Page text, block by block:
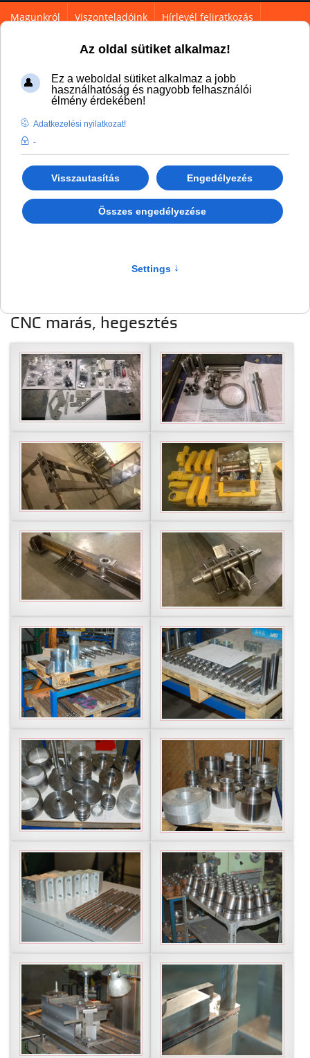
Az oldal sütiket alkalmaz!
Ez a weboldal sütiket alkalmaz a jobb
használhatóság és nagyobb felhasználói
élmény érdekében!
Adatkezelési nyilatkozat!
-
Visszautasítás Engedélyezés
Összes engedélyezése
Settings ↑
Magunkról Viszonteladóink Hírlevél feliratkozás
Kapcsolati űrlap
Ön itt van: Főlap Szolgáltatásaink Alkatrészgyártás
CNC marás, hegesztés